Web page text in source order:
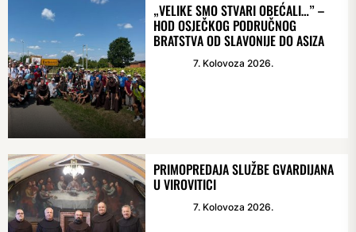
„VELIKE SMO STVARI OBEĆALI…” –
HOD OSJEČKOG PODRUČNOG
BRATSTVA OD SLAVONIJE DO ASIZA
7. Kolovoza 2026.
PRIMOPREDAJA SLUŽBE GVARDIJANA
U VIROVITICI
7. Kolovoza 2026.